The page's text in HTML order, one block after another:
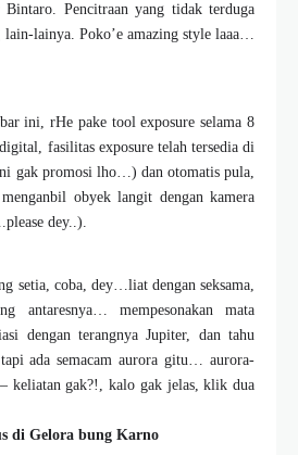
Pencitraan yang tidak terduga
lain-lainya. Poko’e amazing style laaa…
ini, rHe pake tool exposure selama 8
fasilitas exposure telah tersedia di
gak promosi lho…) dan otomatis pula,
obyek langit dengan kamera
dey..).
setia, coba, dey…liat dengan seksama,
antaresnya… mempesonakan mata
dengan terangnya Jupiter, dan tahu
ada semacam aurora gitu… aurora-
keliatan gak?!, kalo gak jelas, klik dua
di Gelora bung Karno